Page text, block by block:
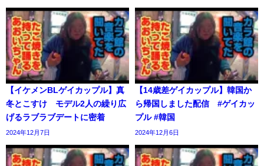
【イケメンBLゲイカップル】真
冬とこすけ モデル2人の繰り広
げるラブラブデートに密着
2024年12月7日
【14歳差ゲイカップル】韓国か
ら帰国しました配信 #ゲイカッ
プル #韓国
2024年12月6日